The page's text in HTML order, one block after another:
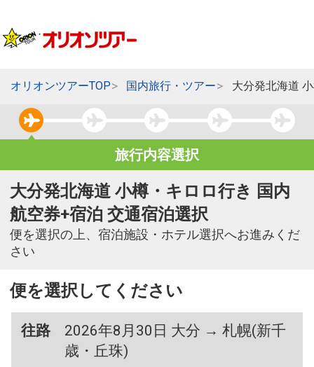
オリオンツアーTOP 国内旅行・ツアー 大分発北海道
旅行内容選択
大分発北海道 小樽・キロロ行き 国内
航空券+宿泊 交通宿泊選択
便を選択の上、宿泊施設・ホテル選択へお進みくだ
さい
便を選択してください
往路
2026年8月30日 大分 → 札幌(新千
歳・丘珠)